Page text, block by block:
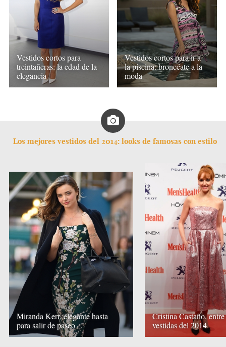
Vestidos cortos para
treintañeras: la edad de la
elegancia
Vestidos cortos para ir a
la piscina: broncéate a la
moda
Los mejores vestidos del 2014: looks de famosas con estilo
Miranda Kerr, elegante hasta
para salir de paseo
Cristina Castaño,
vestidas del 2014